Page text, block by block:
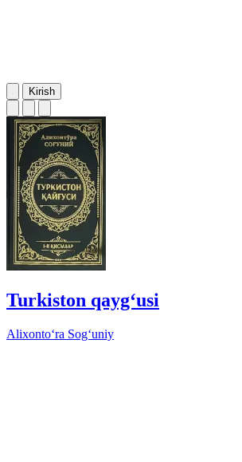
Kirish
Turkiston qaygʻusi
Alixontoʻra Sogʻuniy